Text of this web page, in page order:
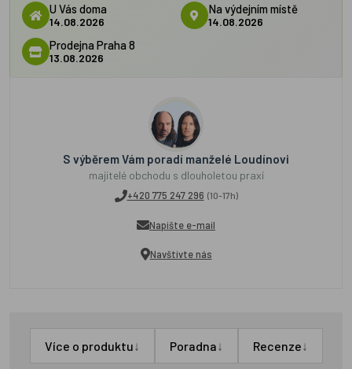
U Vás doma
14.08.2026
Na výdejním místě
14.08.2026
Prodejna Praha 8
13.08.2026
S výběrem Vám poradí manželé Loudínovi
majitelé obchodu s dlouholetou praxí
+420 775 247 296 (10-17h)
Napište e-mail
Navštivte nás
Více o produktu↓ Poradna↓ Recenze↓